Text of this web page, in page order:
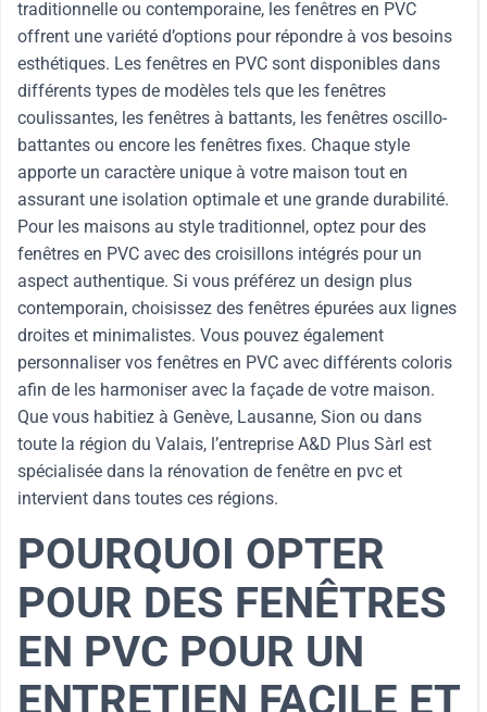
traditionnelle ou contemporaine, les fenêtres en PVC
offrent une variété d’options pour répondre à vos besoins
esthétiques. Les fenêtres en PVC sont disponibles dans
différents types de modèles tels que les fenêtres
coulissantes, les fenêtres à battants, les fenêtres oscillo-
battantes ou encore les fenêtres fixes. Chaque style
apporte un caractère unique à votre maison tout en
assurant une isolation optimale et une grande durabilité.
Pour les maisons au style traditionnel, optez pour des
fenêtres en PVC avec des croisillons intégrés pour un
aspect authentique. Si vous préférez un design plus
contemporain, choisissez des fenêtres épurées aux lignes
droites et minimalistes. Vous pouvez également
personnaliser vos fenêtres en PVC avec différents coloris
afin de les harmoniser avec la façade de votre maison.
Que vous habitiez à Genève, Lausanne, Sion ou dans
toute la région du Valais, l’entreprise A&D Plus Sàrl est
spécialisée dans la rénovation de fenêtre en pvc et
intervient dans toutes ces régions.
POURQUOI OPTER
POUR DES FENÊTRES
EN PVC POUR UN
ENTRETIEN FACILE ET